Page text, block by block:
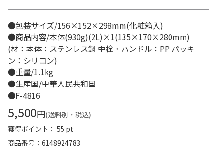
●包装サイズ/156×152×298mm(化粧箱入)
●商品内容/本体(930g)(2L)×1(135×170×280mm)
(材：本体：ステンレス鋼 中栓・ハンドル：PP パッキ
ン：シリコン)
●重量/1.1kg
●生産国/中華人民共和国
●F-4816
5,500円(送料別・税込)
獲得ポイント： 55 pt
商品番号
6148924783